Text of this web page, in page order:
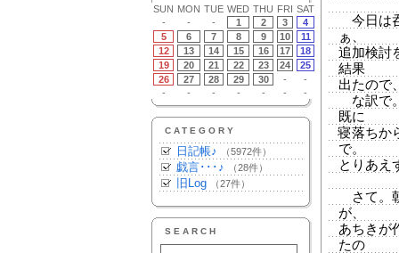
SUN MON TUE WED THU FRI SAT
-
- - 1 2 3
4
5
6 7 8 9 10
11
12
13 14 15 16 17
18
19
20 21 22 23 24
25
26
27 28 29 30 -
-
-
- - - - - -
CATEGORY
日記帳♪ （5972件）
戯言･･･♪ （28件）
旧Log （27件）
SEARCH
今日は
ぁ、
追加検討
結果
出たので
な訳で
既に
寝落ちか
で。
とりあえ
さて。
が、
あちきが
たの